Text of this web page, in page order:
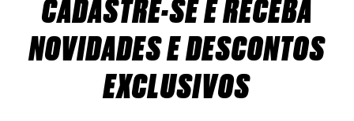
CADASTRE-SE E RECEBA
NOVIDADES E DESCONTOS
EXCLUSIVOS